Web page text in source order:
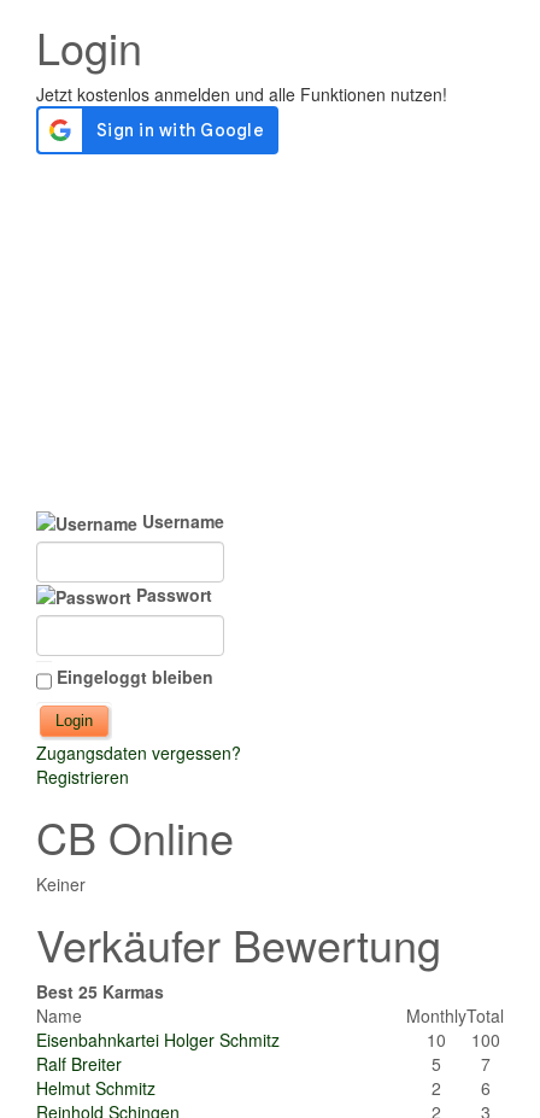
Login
Username
Passwort
Eingeloggt bleiben
Zugangsdaten vergessen?
Registrieren
CB Online
Keiner
Verkäufer Bewertung
Best 25 Karmas
Name
MonthlyTotal
Eisenbahnkartei Holger Schmitz
10
100
Ralf Breiter
5
7
Helmut Schmitz
2
6
Reinhold Schingen
2 3